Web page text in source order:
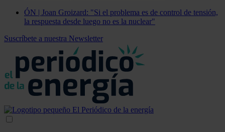
ÓN | Joan Groizard: "Si el problema es de control de tensión,
la respuesta desde luego no es la nuclear"
Suscríbete a nuestra Newsletter